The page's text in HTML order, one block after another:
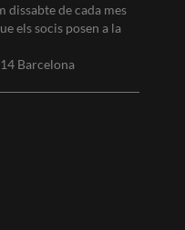
dissabte de cada mes
els socis posen a la
Barcelona